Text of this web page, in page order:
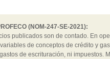
(NOM-247-SE-2021):
publicados son de contado. En
de conceptos de crédito y
de escrituración, ni impuestos.